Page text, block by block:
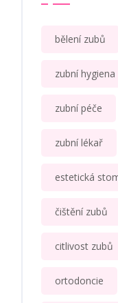
bělení zubů
zubní hygiena
zubní péče
zubní lékař
estetická
čištění zubů
citlivost zubů
ortodoncie